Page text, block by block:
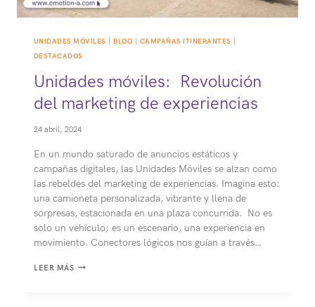
UNIDADES MÓVILES BLOG CAMPAÑAS ITINERANTES
DESTACADOS
Unidades móviles: Revolución
del marketing de experiencias
24 abril, 2024
En un mundo saturado de anuncios estáticos y
campañas digitales, las Unidades Móviles se alzan como
las rebeldes del marketing de experiencias. Imagina esto:
una camioneta personalizada, vibrante y llena de
sorpresas, estacionada en una plaza concurrida. No es
solo un vehículo; es un escenario, una experiencia en
movimiento. Conectores lógicos nos guían a través…
LEER MÁSUNIDADES